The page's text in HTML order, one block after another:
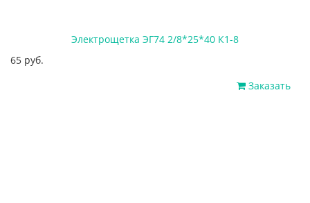
Электрощетка ЭГ74 2/8*25*40 К1-8
65 руб.
Заказать